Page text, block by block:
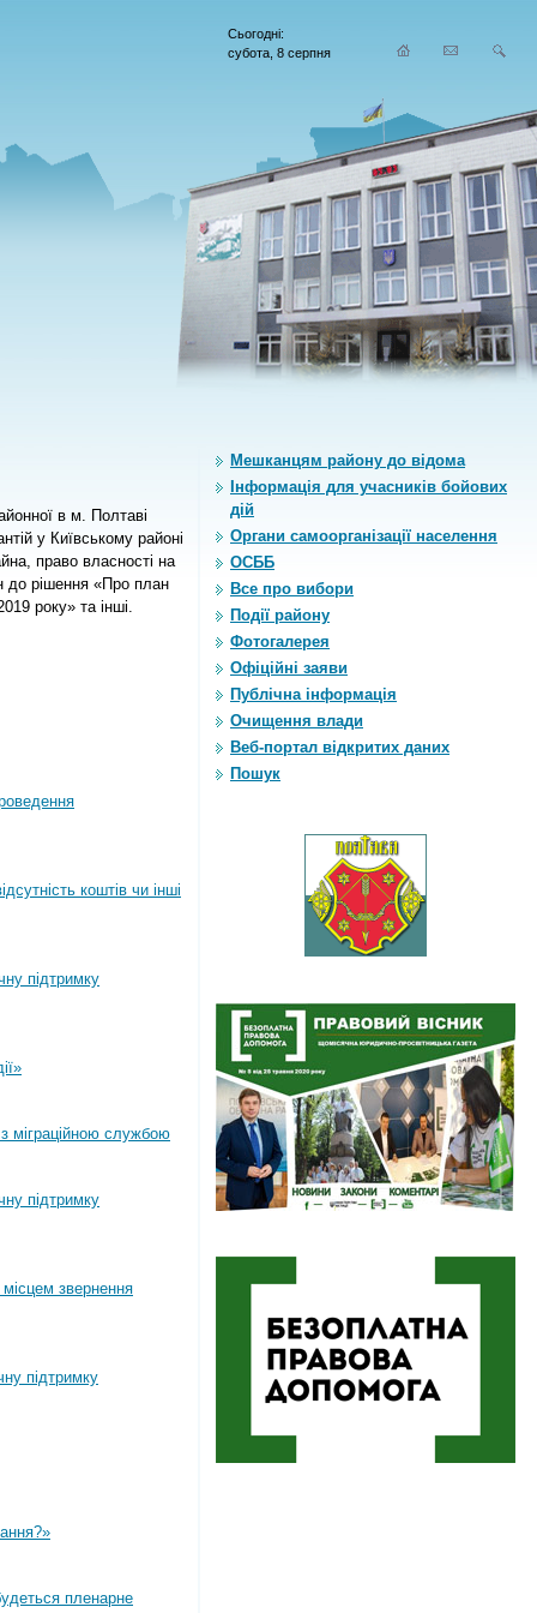
Сьогодні:
субота, 8 серпня
в м. Полтаві
у Київському районі
право власності на
до рішення «Про план
року» та інші.
коштів чи інші
підтримку
міграційною службою
підтримку
звернення
підтримку
пленарне
Мешканцям району до відома
Інформація для учасників бойових
дій
Органи самоорганiзацiї населення
ОСББ
Все про вибори
Події району
Фотогалерея
Офіційні заяви
Публічна інформація
Очищення влади
Веб-портал відкритих даних
Пошук